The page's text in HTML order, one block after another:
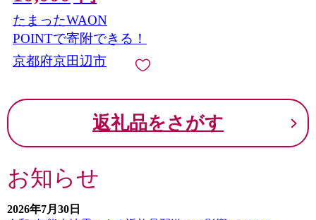
ギフト プレゼント 贈り物
お取り寄せ 詰め合わせ グ
ルメ 送料無料 みつわ蜂蜜
たまったWAON
POINTで寄附できる！
京都府京田辺市
返礼品をさがす
お知らせ
2026年7月30日